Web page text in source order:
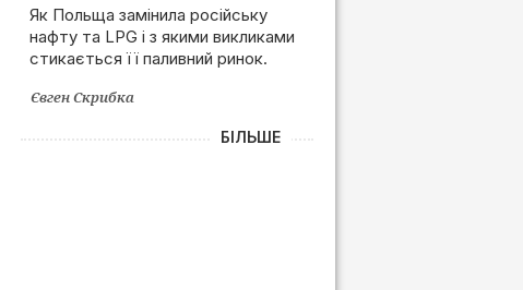
Польщі після позбавлення
залежності від РФ
Як Польща замінила російську
нафту та LPG і з якими викликами
стикається її паливний ринок.
Євген Скрибка
БІЛЬШЕ